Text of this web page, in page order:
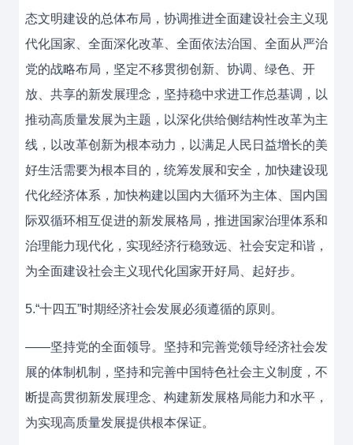
态文明建设的总体布局，协调推进全面建设社会主义现
代化国家、全面深化改革、全面依法治国、全面从严治
党的战略布局，坚定不移贯彻创新、协调、绿色、开
放、共享的新发展理念，坚持稳中求进工作总基调，以
推动高质量发展为主题，以深化供给侧结构性改革为主
线，以改革创新为根本动力，以满足人民日益增长的美
好生活需要为根本目的，统筹发展和安全，加快建设现
代化经济体系，加快构建以国内大循环为主体、国内国
际双循环相互促进的新发展格局，推进国家治理体系和
治理能力现代化，实现经济行稳致远、社会安定和谐，
为全面建设社会主义现代化国家开好局、起好步。
5.“十四五”时期经济社会发展必须遵循的原则。
——坚持党的全面领导。坚持和完善党领导经济社会发
展的体制机制，坚持和完善中国特色社会主义制度，不
断提高贯彻新发展理念、构建新发展格局能力和水平，
为实现高质量发展提供根本保证。